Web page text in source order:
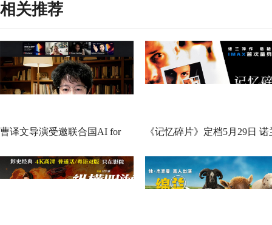
相关推荐
曹译文导演受邀联合国AI for
Good全球峰会 以AI影像传递向
善力量
《记忆碎片》定档5月29日 诺
神作IMAX首次量身定制